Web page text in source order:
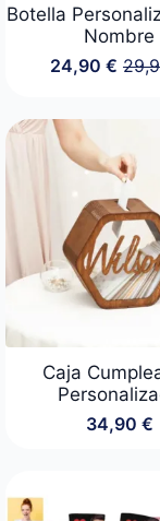
Botella
Nombre
El
24,90€ El
Caja
34,90 €